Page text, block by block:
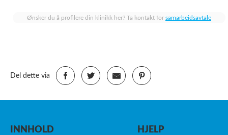
Ønsker du å profilere din klinikk her? Ta kontakt for samarbeidsavtale
Del dette via
INNHOLD
HJELP